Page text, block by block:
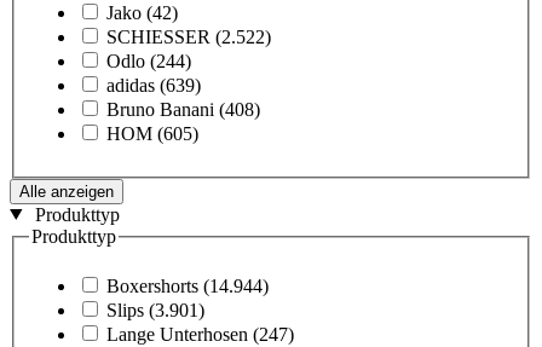
Jako (42)
SCHIESSER (2.522)
Odlo (244)
adidas (639)
Bruno Banani (408)
HOM (605)
Alle anzeigen
Produkttyp
Produkttyp
Boxershorts (14.944)
Slips (3.901)
Lange Unterhosen (247)